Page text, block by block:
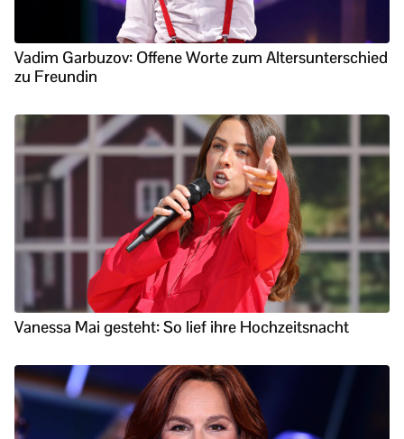
Vadim Garbuzov: Offene Worte zum Altersunterschied
zu Freundin
Vanessa Mai gesteht: So lief ihre Hochzeitsnacht